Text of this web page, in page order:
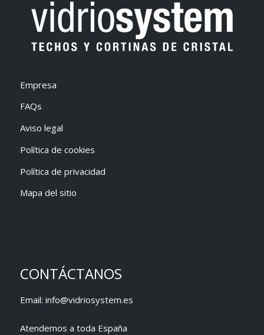
Empresa
FAQs
Aviso legal
Política de cookies
Política de privacidad
Mapa del sitio
CONTÁCTANOS
Email: info@vidriosystem.es
Atendemos a toda España